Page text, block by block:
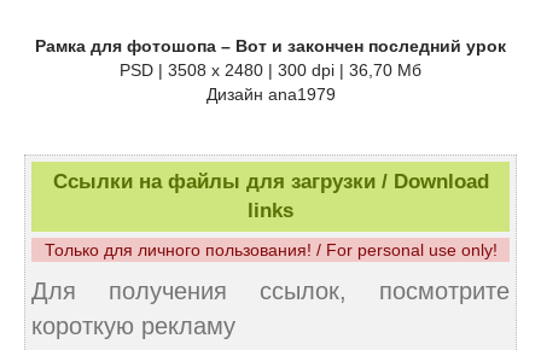
Рамка для фотошопа – Вот и закончен последний урок
PSD | 3508 x 2480 | 300 dpi | 36,70 Мб
Дизайн аnа1979
Ссылки на файлы для загрузки / Download
links
Только для личного пользования! / For personal use only!
Для получения ссылок, посмотрите
короткую рекламу